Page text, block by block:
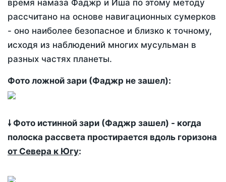
время намаза Фаджр и Иша по этому методу
рассчитано на основе навигационных сумерков
- оно наиболее безопасное и близко к точному,
исходя из наблюдений многих мусульман в
разных частях планеты.
Фото ложной зари (Фаджр не зашел):
🠗 Фото истинной зари (Фаджр зашел) - когда
полоска рассвета простирается вдоль горизона
от Севера к Югу: